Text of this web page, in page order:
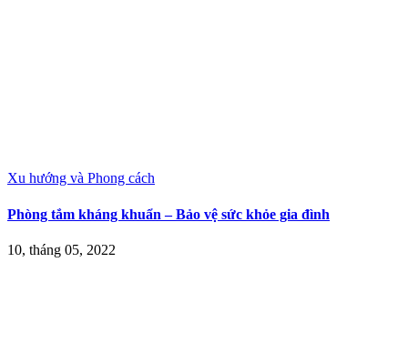
Xu hướng và Phong cách
Phòng tắm kháng khuẩn – Bảo vệ sức khỏe gia đình
10, tháng 05, 2022